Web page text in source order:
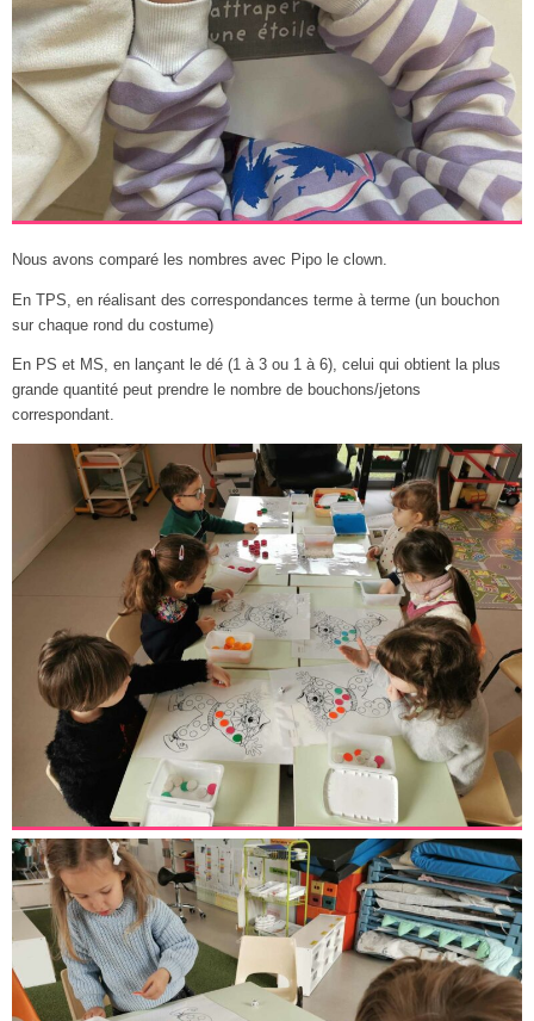
Nous avons comparé les nombres avec Pipo le clown.
En TPS, en réalisant des correspondances terme à terme (un bouchon
sur chaque rond du costume)
En PS et MS, en lançant le dé (1 à 3 ou 1 à 6), celui qui obtient la plus
grande quantité peut prendre le nombre de bouchons/jetons
correspondant.